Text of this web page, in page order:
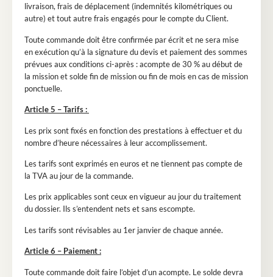
livraison, frais de déplacement (indemnités kilométriques ou
autre) et tout autre frais engagés pour le compte du Client.
Toute commande doit être confirmée par écrit et ne sera mise
en exécution qu’à la signature du devis et paiement des sommes
prévues aux conditions ci-après : acompte de 30 % au début de
la mission et solde fin de mission ou fin de mois en cas de mission
ponctuelle.
Article 5 – Tarifs :
Les prix sont fixés en fonction des prestations à effectuer et du
nombre d’heure nécessaires à leur accomplissement.
Les tarifs sont exprimés en euros et ne tiennent pas compte de
la TVA au jour de la commande.
Les prix applicables sont ceux en vigueur au jour du traitement
du dossier. Ils s’entendent nets et sans escompte.
Les tarifs sont révisables au 1er janvier de chaque année.
Article 6 – Paiement :
Toute commande doit faire l’objet d’un acompte. Le solde devra